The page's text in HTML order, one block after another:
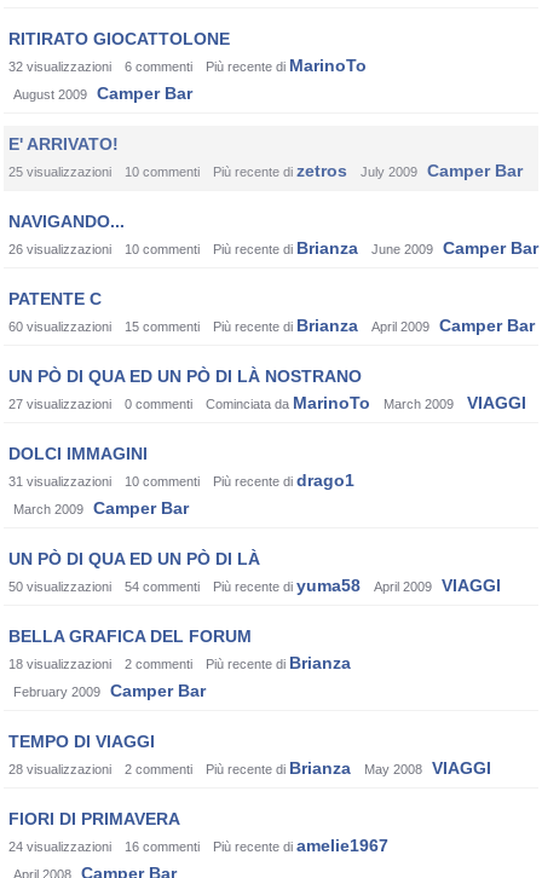
RITIRATO GIOCATTOLONE
32 visualizzazioni 6 commenti Più recente di MarinoTo
August 2009 Camper Bar
E' ARRIVATO!
25 visualizzazioni 10 commenti Più recente di zetros July 2009 Camper Bar
NAVIGANDO...
26 visualizzazioni 10 commenti Più recente di Brianza June 2009 Camper Bar
PATENTE C
60 visualizzazioni 15 commenti Più recente di Brianza April 2009 Camper Bar
UN PÒ DI QUA ED UN PÒ DI LÀ NOSTRANO
27 visualizzazioni 0 commenti Cominciata da MarinoTo March 2009 VIAGGI
DOLCI IMMAGINI
31 visualizzazioni 10 commenti Più recente di drago1
March 2009 Camper Bar
UN PÒ DI QUA ED UN PÒ DI LÀ
50 visualizzazioni 54 commenti Più recente di yuma58 April 2009 VIAGGI
BELLA GRAFICA DEL FORUM
18 visualizzazioni 2 commenti Più recente di Brianza
February 2009 Camper Bar
TEMPO DI VIAGGI
28 visualizzazioni 2 commenti Più recente di Brianza May 2008 VIAGGI
FIORI DI PRIMAVERA
24 visualizzazioni 16 commenti Più recente di amelie1967
April 2008 Camper Bar